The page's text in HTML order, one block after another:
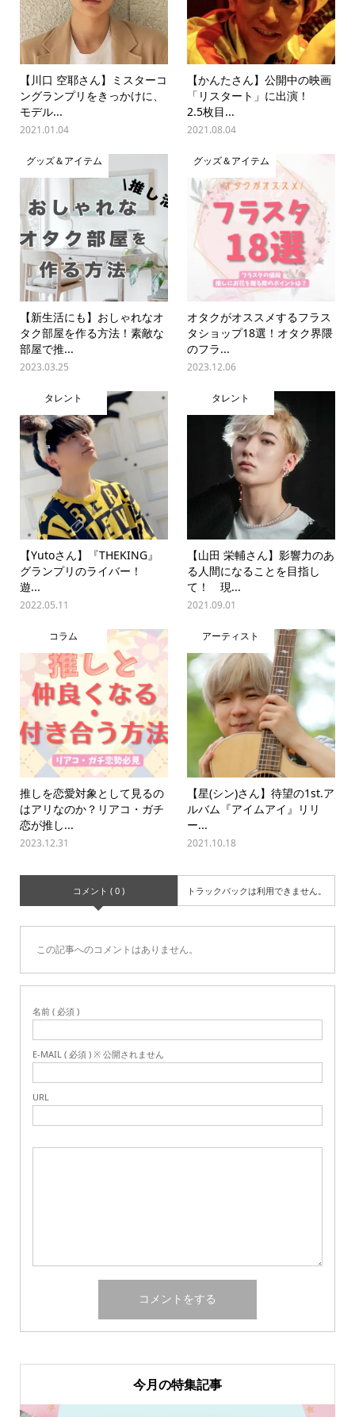
【川口 空耶さん】ミスターコ
ングランプリをきっかけに、
モデル...
2021.01.04
【かんたさん】公開中の映画
「リスタート」に出演！
2.5枚目...
2021.08.04
グッズ＆アイテム
【新生活にも】おしゃれなオ
タク部屋を作る方法！素敵な
部屋で推...
2023.03.25
グッズ＆アイテム
オタクがオススメするフラス
タショップ18選！オタク界隈
のフラ...
2023.12.06
タレント
【Yutoさん】『THEKING』
グランプリのライバー！
遊...
2022.05.11
タレント
【山田 栄輔さん】影響力のあ
る人間になることを目指し
て！ 現...
2021.09.01
コラム
推しを恋愛対象として見るの
はアリなのか？リアコ・ガチ
恋が推し...
2023.12.31
アーティスト
【星(シン)さん】待望の1st.ア
ルバム『アイムアイ』リリ
ー...
2021.10.18
コメント ( 0 ) トラックバックは利用できません。
この記事へのコメントはありません。
名前 ( 必須 )
E-MAIL ( 必須 ) ※ 公開されません
URL
今月の特集記事